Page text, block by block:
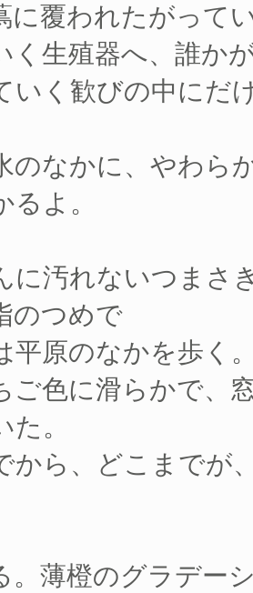
に覆われたがって
く生殖器へ、誰か
いく歓びの中にだ
のなかに、やわら
よ。
に汚れないつまさ
のつめで
平原のなかを歩く
ご色に滑らかで、
。
から、どこまでが
。薄橙のグラデー